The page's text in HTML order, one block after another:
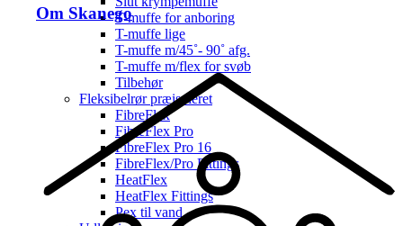
Om SkanegoT-muffe for anboring
T-muffe lige
T-muffe m/45˚- 90˚ afg.
T-muffe m/flex for svøb
Tilbehør
Fleksibelrør præisoleret
FibreFlex
FibreFlex Pro
FibreFlex Pro 16
FibreFlex/Pro Fittings
HeatFlex
HeatFlex Fittings
Pex til vand